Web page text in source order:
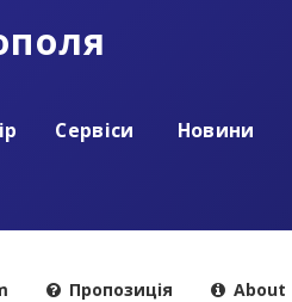
Сервіси Новини
Пропозиція About